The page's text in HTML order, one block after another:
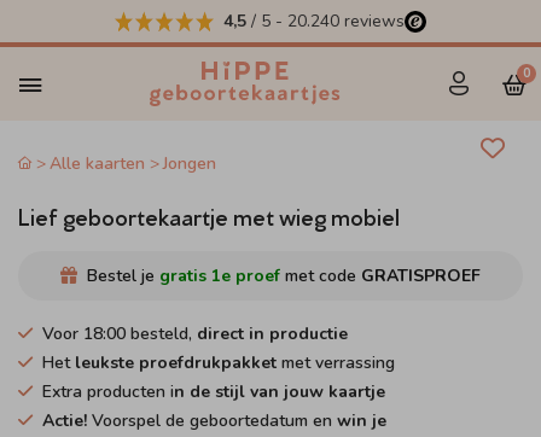
4,5 / 5 - 20.240 reviews
0
Alle kaarten Jongen
Lief geboortekaartje met wieg mobiel
Bestel je gratis 1e proef met code GRATISPROEF
Voor 18:00 besteld, direct in productie
Het leukste proefdrukpakket met verrassing
Extra producten in de stijl van jouw kaartje
Actie! Voorspel de geboortedatum en win je